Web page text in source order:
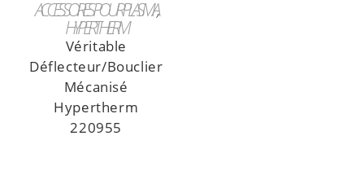
ACCESSOIRES POUR PLASMA
HYPERTHERM
Véritable
Déflecteur/Bouclier
Mécanisé
Hypertherm
220955